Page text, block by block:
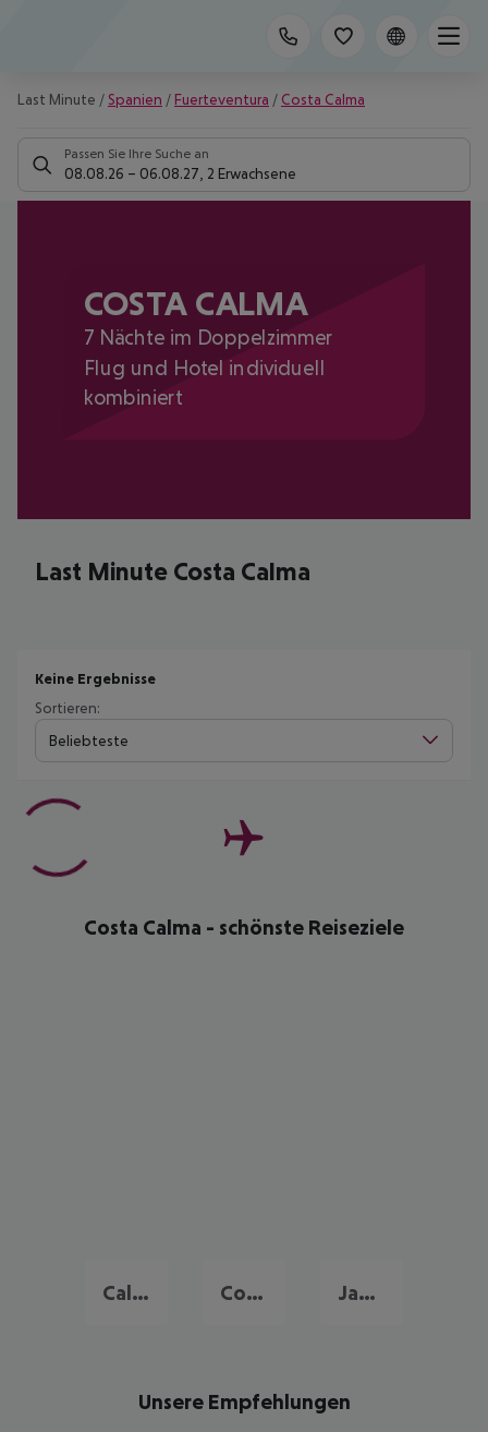
Last Minute / Spanien / Fuerteventura / Costa Calma
Passen Sie Ihre Suche an
08.08.26 – 06.08.27 2 Erwachsene
COSTA CALMA
7 Nächte im Doppelzimmer
Flug und Hotel individuell
kombiniert
Last Minute Costa Calma
Keine Ergebnisse
Sortieren:
Beliebteste
Costa Calma - schönste Reiseziele
Caleta de Fuste Corralejo Jandia
Unsere Empfehlungen